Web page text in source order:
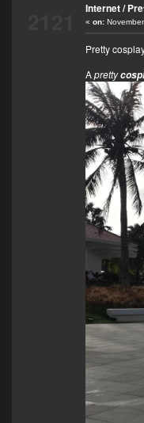
Internet/
« on:
Pretty
Apretty